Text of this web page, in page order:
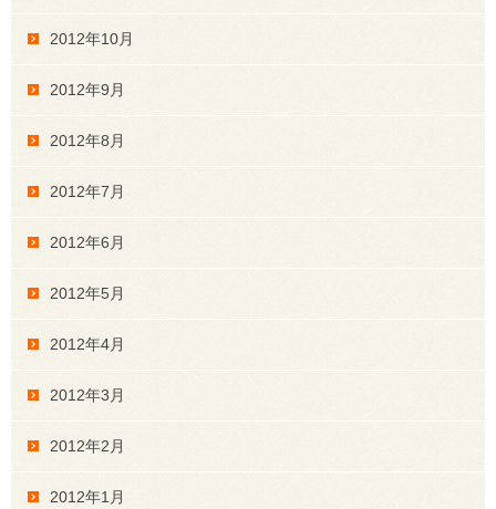
2012年10月
2012年9月
2012年8月
2012年7月
2012年6月
2012年5月
2012年4月
2012年3月
2012年2月
2012年1月